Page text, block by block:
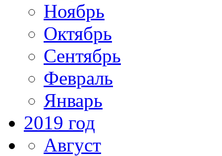
Ноябрь
Октябрь
Сентябрь
Февраль
Январь
2019 год
Август